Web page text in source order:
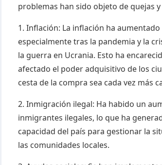
problemas han sido objeto de quejas
1. Inflación: La inflación ha
especialmente tras la pandemia y la
la guerra en Ucrania. Esto ha
afectado el poder adquisitivo de los
cesta de la compra sea cada vez más
2. Inmigración ilegal: Ha habido un
inmigrantes ilegales, lo que ha
capacidad del país para gestionar la
las comunidades locales.